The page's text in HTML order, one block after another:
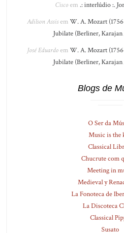
Ciscoem .: interlúdio :.
Adilson Assisem W. A. Mozart
Jubilate (Berliner,
José Eduardoem W. A. Mozart
Jubilate (Berliner,
Blogs de
O Ser da
Music is the
Classical
Chucrute com
Meeting in
Medieval y
La Fonoteca de
La Discoteca
Classical
Susato